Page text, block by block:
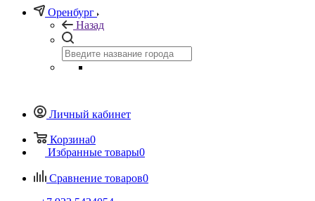
Оренбург
Назад
Личный кабинет
Корзина0
Избранные товары0
Сравнение товаров0